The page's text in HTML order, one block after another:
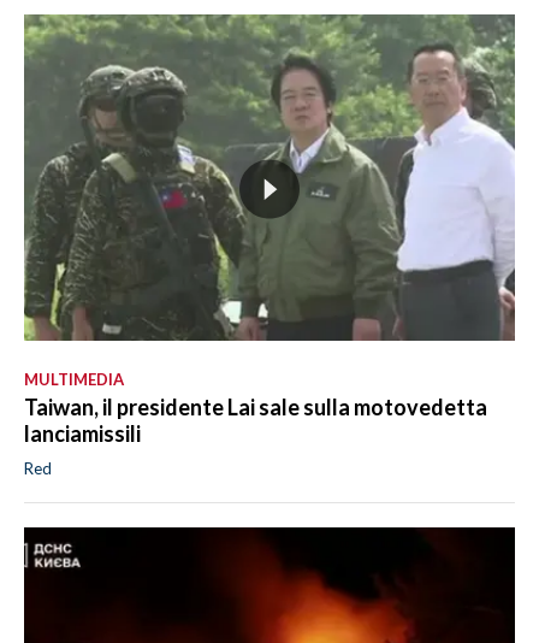
MULTIMEDIA
Taiwan, il presidente Lai sale sulla motovedetta
lanciamissili
Red